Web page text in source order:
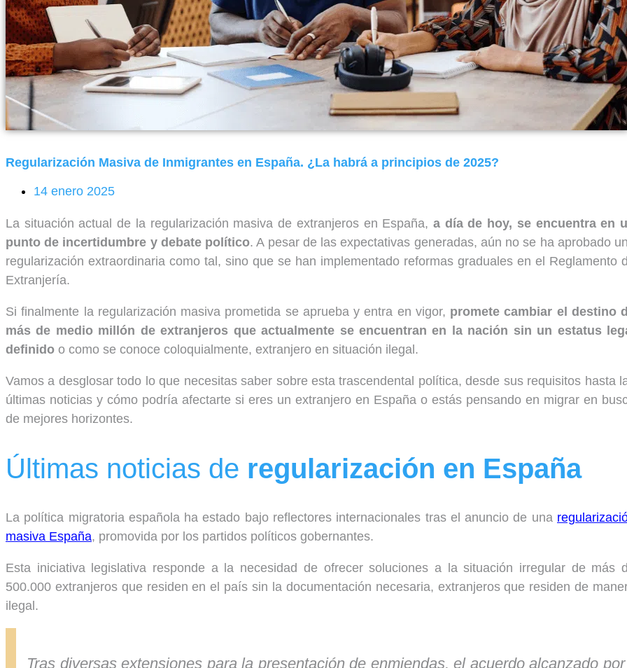
Regularización Masiva de Inmigrantes en España. ¿La habrá a principios de 2025?
14 enero 2025
La situación actual de la regularización masiva de extranjeros en España, a día de hoy, se encuentra en
punto de incertidumbre y debate político. A pesar de las expectativas generadas, aún no se ha aprobado
regularización extraordinaria como tal, sino que se han implementado reformas graduales en el Reglamento
Extranjería.
Si finalmente la regularización masiva prometida se aprueba y entra en vigor, promete cambiar el destino
más de medio millón de extranjeros que actualmente se encuentran en la nación sin un estatus
definido o como se conoce coloquialmente, extranjero en situación ilegal.
Vamos a desglosar todo lo que necesitas saber sobre esta trascendental política, desde sus requisitos hasta
últimas noticias y cómo podría afectarte si eres un extranjero en España o estás pensando en migrar en
de mejores horizontes.
Últimas noticias de regularización en España
La política migratoria española ha estado bajo reflectores internacionales tras el anuncio de una
masiva España, promovida por los partidos políticos gobernantes.
Esta iniciativa legislativa responde a la necesidad de ofrecer soluciones a la situación irregular de más
500.000 extranjeros que residen en el país sin la documentación necesaria, extranjeros que residen de
ilegal.
Tras diversas extensiones para la presentación de enmiendas, el acuerdo alcanzado por